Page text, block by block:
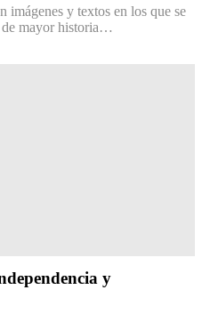
imágenes y textos en los que se
de mayor historia…
y